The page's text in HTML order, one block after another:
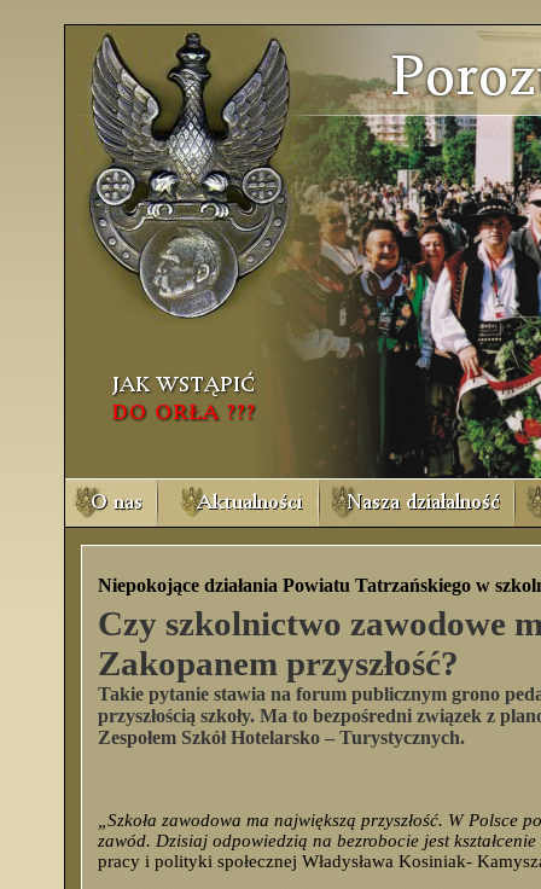
Niepokojące działania Powiatu Tatrzańskiego w
Czy szkolnictwo zawodowe
Zakopanem przyszłość?
Takie pytanie stawia na forum publicznym grono
przyszłością szkoły. Ma to bezpośredni związek z
Zespołem Szkół Hotelarsko – Turystycznych.
„Szkoła zawodowa ma największą przyszłość. W Polsce
zawód. Dzisiaj odpowiedzią na bezrobocie jest
pracy i polityki społecznej Władysława Kosiniak-